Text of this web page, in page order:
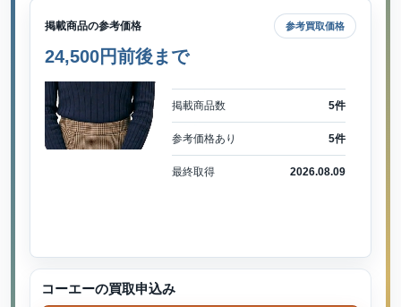
掲載商品の参考価格 参考買取価格
24,500円前後まで
掲載商品数 5件
参考価格あり 5件
最終取得 2026.08.09
コーエーの買取申込み